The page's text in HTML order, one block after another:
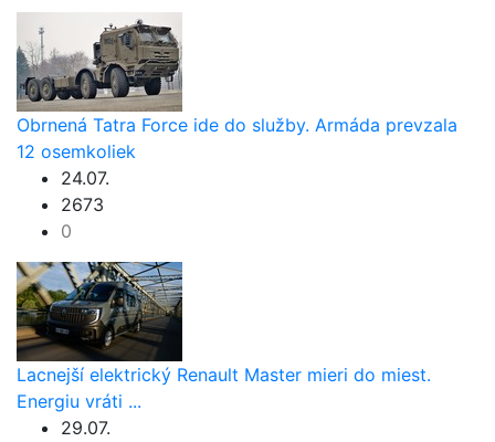
Obrnená Tatra Force ide do služby. Armáda prevzala
12 osemkoliek
24.07.
2673
0
Lacnejší elektrický Renault Master mieri do miest.
Energiu vráti ...
29.07.